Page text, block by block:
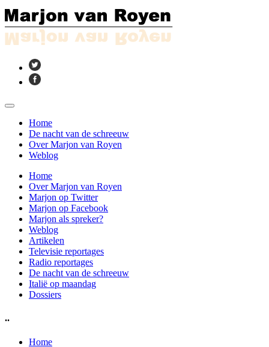
Home
De nacht van de schreeuw
Over Marjon van Royen
Weblog
Home
Over Marjon van Royen
Marjon op Twitter
Marjon op Facebook
Marjon als spreker?
Weblog
Artikelen
Televisie reportages
Radio reportages
De nacht van de schreeuw
Italië op maandag
Dossiers
..
Home